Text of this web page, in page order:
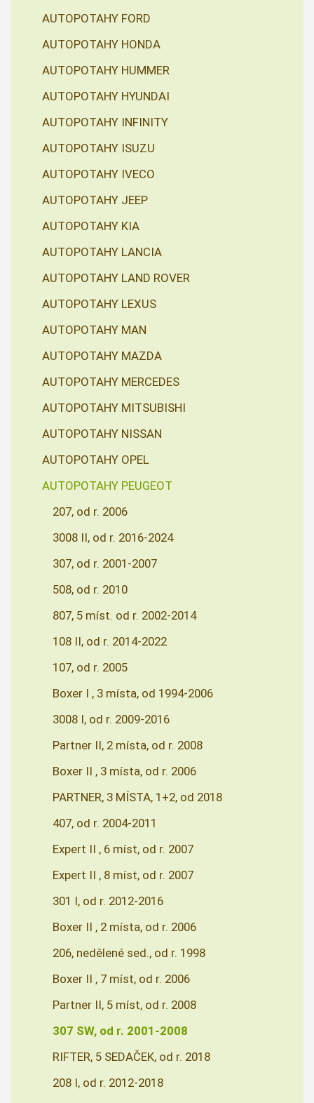
AUTOPOTAHY FORD
AUTOPOTAHY HONDA
AUTOPOTAHY HUMMER
AUTOPOTAHY HYUNDAI
AUTOPOTAHY INFINITY
AUTOPOTAHY ISUZU
AUTOPOTAHY IVECO
AUTOPOTAHY JEEP
AUTOPOTAHY KIA
AUTOPOTAHY LANCIA
AUTOPOTAHY LAND ROVER
AUTOPOTAHY LEXUS
AUTOPOTAHY MAN
AUTOPOTAHY MAZDA
AUTOPOTAHY MERCEDES
AUTOPOTAHY MITSUBISHI
AUTOPOTAHY NISSAN
AUTOPOTAHY OPEL
AUTOPOTAHY PEUGEOT
207, od r. 2006
3008 II, od r. 2016-2024
307, od r. 2001-2007
508, od r. 2010
807, 5 míst. od r. 2002-2014
108 II, od r. 2014-2022
107, od r. 2005
Boxer I , 3 místa, od 1994-2006
3008 I, od r. 2009-2016
Partner II, 2 místa, od r. 2008
Boxer II , 3 místa, od r. 2006
PARTNER, 3 MÍSTA, 1+2, od 2018
407, od r. 2004-2011
Expert II , 6 míst, od r. 2007
Expert II , 8 míst, od r. 2007
301 I, od r. 2012-2016
Boxer II , 2 místa, od r. 2006
206, nedělené sed., od r. 1998
Boxer II , 7 míst, od r. 2006
Partner II, 5 míst, od r. 2008
307 SW, od r. 2001-2008
RIFTER, 5 SEDAČEK, od r. 2018
208 I, od r. 2012-2018